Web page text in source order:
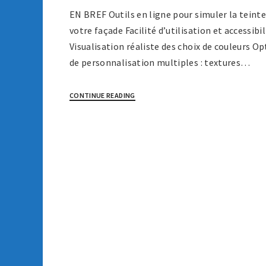
EN BREF Outils en ligne pour simuler la
votre façade Facilité d’utilisation et
Visualisation réaliste des choix de couleurs
de personnalisation multiples : textures…
CONTINUE READING